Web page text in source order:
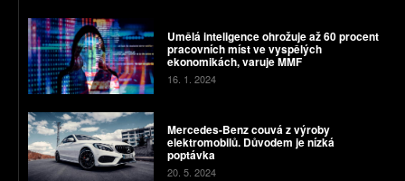
Umělá inteligence ohrožuje až 60 procent
pracovních míst ve vyspělých
ekonomikách, varuje MMF
16. 1. 2024
Mercedes-Benz couvá z výroby
elektromobilů. Důvodem je nízká
poptávka
20. 5. 2024